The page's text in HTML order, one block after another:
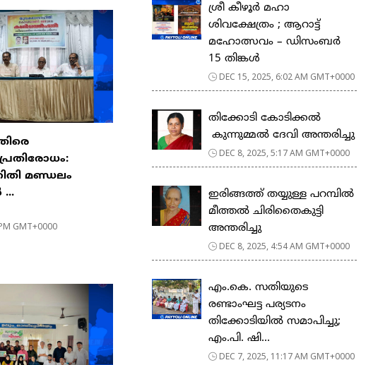
മണ്ഡലം
GMT+0000
ശ്രീ കീഴൂർ മഹാ
ശിവക്ഷേത്രം ; ആറാട്ട്
മഹോത്സവം – ഡിസംബർ
15 തിങ്കൾ
DEC 15, 2025, 6:02 AM GMT+0000
തിക്കോടി കോടിക്കൽ
കുന്നുമ്മൽ ദേവി അന്തരിച്ചു
DEC 8, 2025, 5:17 AM GMT+0000
ഇരിങ്ങത്ത് തയ്യുള്ള പറമ്പിൽ
മീത്തൽ ചിരിതൈകുട്ടി
അന്തരിച്ചു
DEC 8, 2025, 4:54 AM GMT+0000
​എം.കെ. സതിയുടെ
രണ്ടാംഘട്ട പര്യടനം
തിക്കോടിയിൽ സമാപിച്ചു;
എം.പി. ഷി...
DEC 7, 2025, 11:17 AM GMT+0000